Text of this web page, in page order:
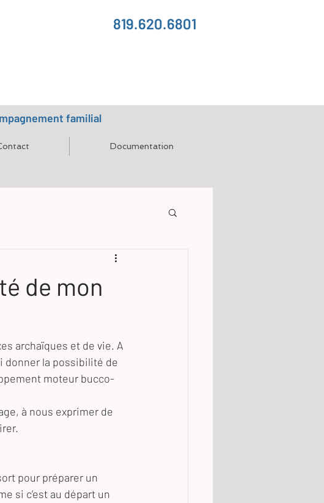
819.620.6801
familial
Documentation
de mon
archaïques et de vie. A
donner la possibilité de
moteur bucco-
à nous exprimer de
pour préparer un
si c’est au départ un